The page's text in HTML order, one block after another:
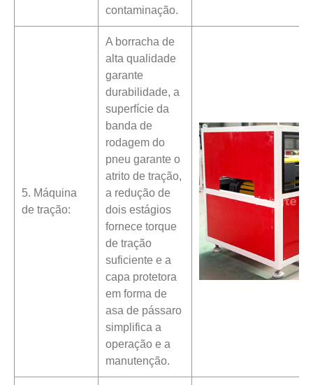
contaminação.
5. Máquina
de tração:
A borracha de
alta qualidade
garante
durabilidade, a
superfície da
banda de
rodagem do
pneu garante o
atrito de tração,
a redução de
dois estágios
fornece torque
de tração
suficiente e a
capa protetora
em forma de
asa de pássaro
simplifica a
operação e a
manutenção.